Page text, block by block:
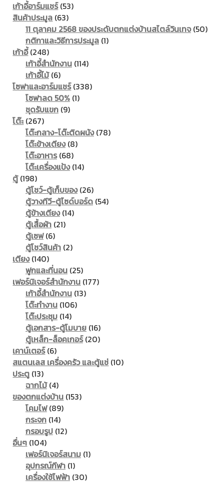
products
เก้าอี้อาร์มแชร์ 5353
สินค้าประมูล 6363
products
11 ตุลาคม 2568 ของประดับตกแต่งบ้านสไตล์วินเทจ 5050
กติกาและวิธีการประมูล 11
เก้าอี้ 248248
products
เก้าอี้สำนักงาน 114114
เก้าอี้ไม้ 66
products
โซฟาและอาร์มแชร์ 338338
โซฟาลด 50% 11
ชุดรับแขก 99
โต๊ะ 267267
products
โต๊ะกลาง-โต๊ะติดผนัง 7878
โต๊ะข้างเตียง 88
โต๊ะอาหาร 6868
products
โต๊ะเครื่องแป้ง 1414
ตู้ 198198
products
ตู้โชว์-ตู้เก็บของ 2626
products
ตู้วางทีวี-ตู้ไซด์บอร์ด 5454
ตู้ข้างเตียง 1414
ตู้เสื้อผ้า 2121
ตู้เซฟ 66
products
ตู้โชว์สินค้า 22
เตียง 140140
products
ฟูกและที่นอน 2525
products
เฟอร์นิเจอร์สำนักงาน 177177
เก้าอี้สำนักงาน 1313
โต๊ะทำงาน 106106
โต๊ะประชุม 1414
products
ตู้เอกสาร-ตู้โมบาย 1616
products
ตู้เหล็ก-ล็อคเกอร์ 2020
เคาน์เตอร์ 66
products
สแตนเลส เครื่องครัว และตู้แช่ 1010
ประตู 1313
products
ฉากไม้ 44
products
ของตกแต่งบ้าน 153153
โคมไฟ 8989
products
กระจก 1414
products
กรอบรูป 1212
อื่นๆ 104104
products
เฟอร์นิเจอร์สนาม 11
อุปกรณ์กีฬา 11
product
เครื่องใช้ไฟฟ้า 3030